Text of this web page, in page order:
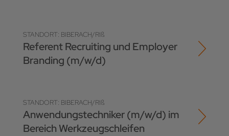
STANDORT: BIBERACH/RIß
Referent Recruiting und Employer
Branding (m/w/d)
STANDORT: BIBERACH/RIß
Anwendungstechniker (m/w/d) im
Bereich Werkzeugschleifen